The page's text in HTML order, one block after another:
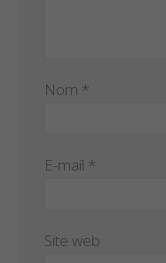
Nom *
E-mail *
Site web